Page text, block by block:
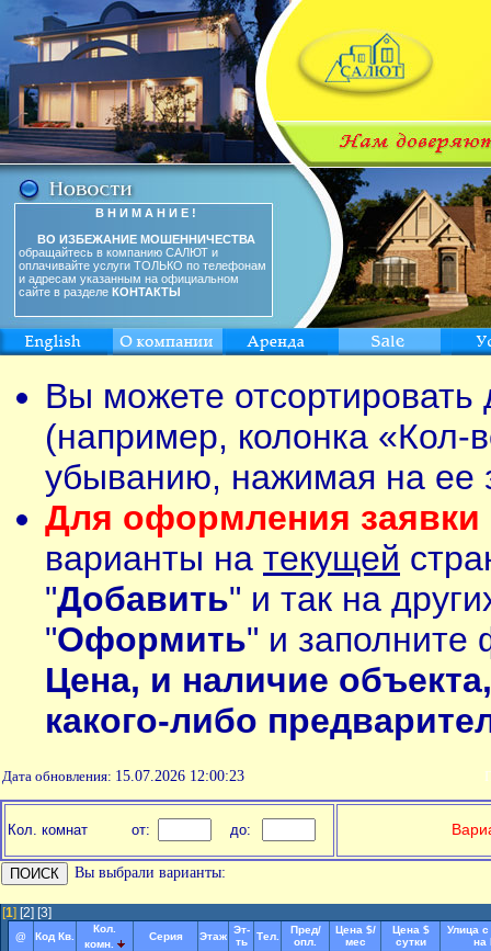
В Н И М А Н И Е !
ВО ИЗБЕЖАНИЕ МОШЕННИЧЕСТВА
обращайтесь в компанию САЛЮТ и
оплачивайте услуги ТОЛЬКО по телефонам
и адресам указанным на официальном
сайте в разделе КОНТАКТЫ
Вы можете
(например, колонка «Кол-
убыванию, нажимая на ее
Для оформления заявки
варианты на текущей
"Добавить" и так на
"Оформить" и заполните
Цена, и наличие
какого-либо
Дата обновления: 15.07.2026 12:00:23
Кол. комнат от: до:
Вы выбрали варианты:
[1] [2] [3]
@ Код Кв.
Кол.
комн.
Серия Этаж
Эт-
ть
Тел.
Пред/
опл.
Цена $/
мес
Цена $
сутки
Улица
на